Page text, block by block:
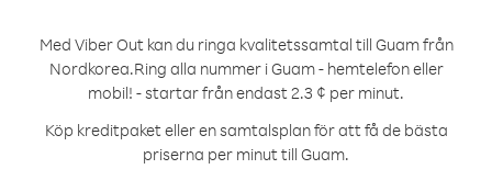
Med Viber Out kan du ringa kvalitetssamtal till Guam från
Nordkorea.Ring alla nummer i Guam - hemtelefon eller
mobil! - startar från endast 2.3 ¢ per minut.
Köp kreditpaket eller en samtalsplan för att få de bästa
priserna per minut till Guam.